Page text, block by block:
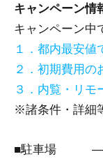
キャンペーン情
キャンペーン中
１．都内最安値
２．初期費用の
３．内覧・リモ
※諸条件・詳細
■駐車場 ―